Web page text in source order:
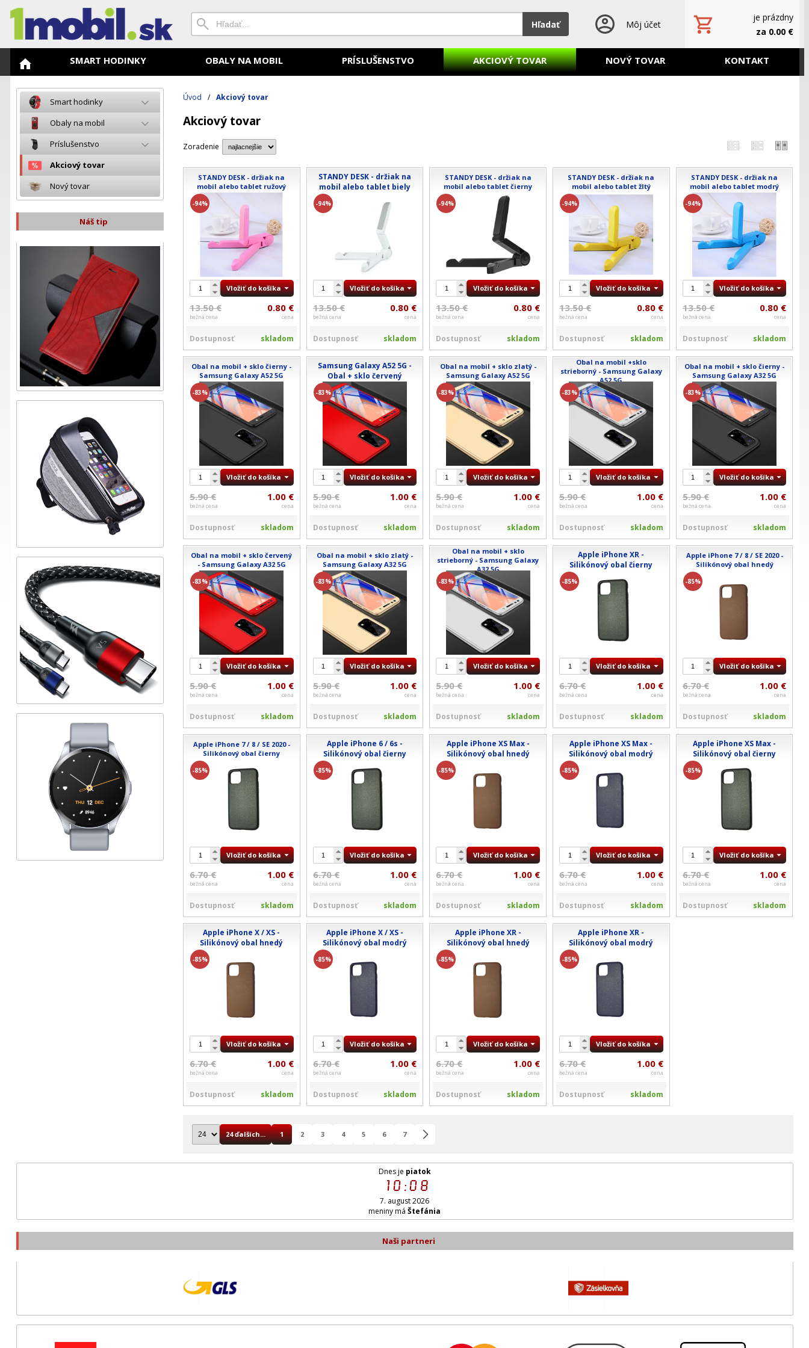
Hľadať Môj účet
je prázdny
za 0.00 €
SMART HODINKY OBALY NA MOBIL PRÍSLUŠENSTVO AKCIOVÝ TOVAR NOVÝ TOVAR KONTAKT
Smart hodinky
Obaly na mobil
Príslušenstvo
Akciový tovar
Nový tovar
Náš tip
Úvod / Akciový tovar
Akciový tovar
Zoradenie
STANDY DESK - držiak na
mobil alebo tablet ružový
-94%
Vložiť do košíka
13.50 €
bežná cena
0.80 €
cena
Dostupnosť skladom
STANDY DESK - držiak na
mobil alebo tablet biely
-94%
Vložiť do košíka
13.50 €
bežná cena
0.80 €
cena
Dostupnosť skladom
STANDY DESK - držiak na
mobil alebo tablet čierny
-94%
Vložiť do košíka
13.50 €
bežná cena
0.80 €
cena
Dostupnosť skladom
STANDY DESK - držiak na
mobil alebo tablet žltý
-94%
Vložiť do košíka
13.50 €
bežná cena
0.80 €
cena
Dostupnosť skladom
STANDY DESK - držiak na
mobil alebo tablet modrý
-94%
Vložiť do košíka
13.50 €
bežná cena
0.80 €
cena
Dostupnosť skladom
Obal na mobil + sklo čierny -
Samsung Galaxy A52 5G
-83%
Vložiť do košíka
5.90 €
bežná cena
1.00 €
cena
Dostupnosť skladom
Samsung Galaxy A52 5G -
Obal + sklo červený
-83%
Vložiť do košíka
5.90 €
bežná cena
1.00 €
cena
Dostupnosť skladom
Obal na mobil + sklo zlatý -
Samsung Galaxy A52 5G
-83%
Vložiť do košíka
5.90 €
bežná cena
1.00 €
cena
Dostupnosť skladom
Obal na mobil +sklo
strieborný - Samsung Galaxy
A52 5G
-83%
Vložiť do košíka
5.90 €
bežná cena
1.00 €
cena
Dostupnosť skladom
Obal na mobil + sklo čierny -
Samsung Galaxy A32 5G
-83%
Vložiť do košíka
5.90 €
bežná cena
1.00 €
cena
Dostupnosť skladom
Obal na mobil + sklo červený
- Samsung Galaxy A32 5G
-83%
Vložiť do košíka
5.90 €
bežná cena
1.00 €
cena
Dostupnosť skladom
Obal na mobil + sklo zlatý -
Samsung Galaxy A32 5G
-83%
Vložiť do košíka
5.90 €
bežná cena
1.00 €
cena
Dostupnosť skladom
Obal na mobil + sklo
strieborný - Samsung Galaxy
A32 5G
-83%
Vložiť do košíka
5.90 €
bežná cena
1.00 €
cena
Dostupnosť skladom
Apple iPhone XR -
Silikónový obal čierny
-85%
Vložiť do košíka
6.70 €
bežná cena
1.00 €
cena
Dostupnosť skladom
Apple iPhone 7 / 8 / SE 2020 -
Silikónový obal hnedý
-85%
Vložiť do košíka
6.70 €
bežná cena
1.00 €
cena
Dostupnosť skladom
Apple iPhone 7 / 8 / SE 2020 -
Silikónový obal čierny
-85%
Vložiť do košíka
6.70 €
bežná cena
1.00 €
cena
Dostupnosť skladom
Apple iPhone 6 / 6s -
Silikónový obal čierny
-85%
Vložiť do košíka
6.70 €
bežná cena
1.00 €
cena
Dostupnosť skladom
Apple iPhone XS Max -
Silikónový obal hnedý
-85%
Vložiť do košíka
6.70 €
bežná cena
1.00 €
cena
Dostupnosť skladom
Apple iPhone XS Max -
Silikónový obal modrý
-85%
Vložiť do košíka
6.70 €
bežná cena
1.00 €
cena
Dostupnosť skladom
Apple iPhone XS Max -
Silikónový obal čierny
-85%
Vložiť do košíka
6.70 €
bežná cena
1.00 €
cena
Dostupnosť skladom
Apple iPhone X / XS -
Silikónový obal hnedý
-85%
Vložiť do košíka
6.70 €
bežná cena
1.00 €
cena
Dostupnosť skladom
Apple iPhone X / XS -
Silikónový obal modrý
-85%
Vložiť do košíka
6.70 €
bežná cena
1.00 €
cena
Dostupnosť skladom
Apple iPhone XR -
Silikónový obal hnedý
-85%
Vložiť do košíka
6.70 €
bežná cena
1.00 €
cena
Dostupnosť skladom
Apple iPhone XR -
Silikónový obal modrý
-85%
Vložiť do košíka
6.70 €
bežná cena
1.00 €
cena
Dostupnosť skladom
24 ďalších... 1 2 3 4 5 6 7
Dnes je piatok
10:08
7. august 2026
meniny má Štefánia
Naši partneri